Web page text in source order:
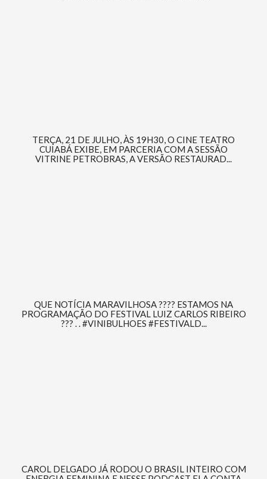
TERÇA, 21 DE JULHO, ÀS 19H30, O CINE TEATRO
CUIABÁ EXIBE, EM PARCERIA COM A SESSÃO
VITRINE PETROBRAS, A VERSÃO RESTAURAD...
QUE NOTÍCIA MARAVILHOSA ???? ESTAMOS NA
PROGRAMAÇÃO DO FESTIVAL LUIZ CARLOS RIBEIRO
??? . . #VINIBULHOES #FESTIVALD...
CAROL DELGADO JÁ RODOU O BRASIL INTEIRO COM